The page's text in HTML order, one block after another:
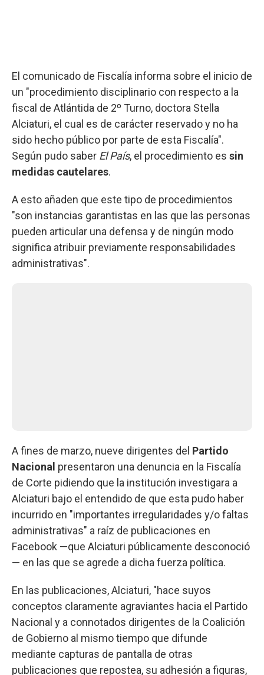
El comunicado de Fiscalía informa sobre el inicio de
un "procedimiento disciplinario con respecto a la
fiscal de Atlántida de 2º Turno, doctora Stella
Alciaturi, el cual es de carácter reservado y no ha
sido hecho público por parte de esta Fiscalía".
Según pudo saber El País, el procedimiento es sin
medidas cautelares.
A esto añaden que este tipo de procedimientos
"son instancias garantistas en las que las personas
pueden articular una defensa y de ningún modo
significa atribuir previamente responsabilidades
administrativas".
A fines de marzo, nueve dirigentes del Partido
Nacional presentaron una denuncia en la Fiscalía
de Corte pidiendo que la institución investigara a
Alciaturi bajo el entendido de que esta pudo haber
incurrido en "importantes irregularidades y/o faltas
administrativas" a raíz de publicaciones en
Facebook —que Alciaturi públicamente desconoció
— en las que se agrede a dicha fuerza política.
En las publicaciones, Alciaturi, "hace suyos
conceptos claramente agraviantes hacia el Partido
Nacional y a connotados dirigentes de la Coalición
de Gobierno al mismo tiempo que difunde
mediante capturas de pantalla de otras
publicaciones que repostea, su adhesión a figuras,